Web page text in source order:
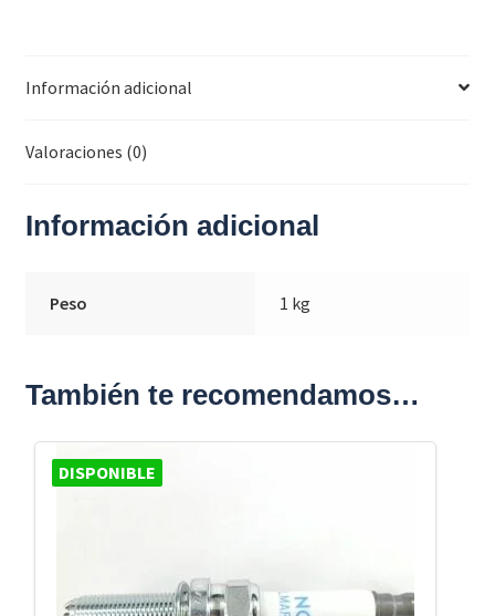
Información adicional
Valoraciones (0)
Información adicional
Peso 1 kg
También te recomendamos…
DISPONIBLE